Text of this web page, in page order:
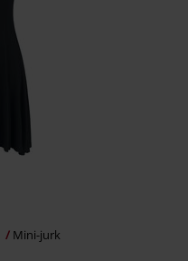
Mini-jurk